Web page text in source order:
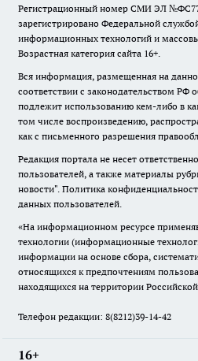
Регистрационный номер СМИ ЭЛ №ФС77-
зарегистрировано Федеральной
информационных технологий и
Возрастная категория сайта 16+.
Вся информация, размещенная на
соответствии с законодательством РФ
подлежит использованию кем-либо в
том числе воспроизведению,
как с письменного разрешения
Редакция портала не несет
пользователей, а также материалы
новости". Политика
данных пользователей.
«На информационном ресурсе
технологии (информационные
информации на основе сбора,
относящихся к предпочтениям
находящихся на территории
Телефон редакции: 8(8212)39-14-42
16+